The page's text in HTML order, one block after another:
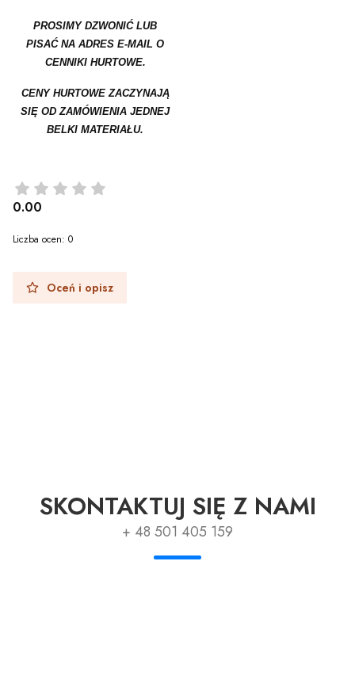
PROSIMY DZWONIĆ LUB
PISAĆ NA ADRES E-MAIL O
CENNIKI HURTOWE.
CENY HURTOWE ZACZYNAJĄ
SIĘ OD ZAMÓWIENIA JEDNEJ
BELKI MATERIAŁU.
0.00
Liczba ocen: 0
Oceń i opisz
SKONTAKTUJ SIĘ Z NAMI
+ 48 501 405 159